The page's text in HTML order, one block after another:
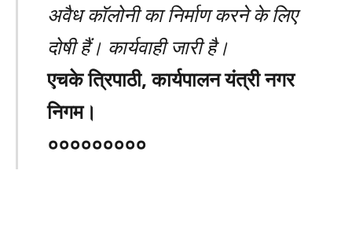
अवैध कॉलोनी का निर्माण करने के लिए
दोषी हैं। कार्यवाही जारी है।
एचके त्रिपाठी, कार्यपालन यंत्री नगर
निगम।
०००००००००